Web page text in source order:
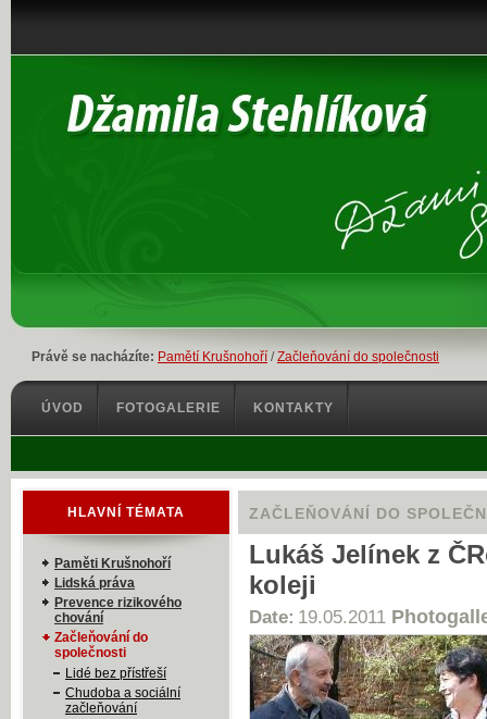
Právě se nacházíte: Pamětí Krušnohoří /Začleňování do společnosti
ZAČLEŇOVÁNÍ DO
Lukáš Jelínek z
koleji
Date: 19.05.2011
HLAVNÍ TÉMATA
Paměti Krušnohoří
Lidská práva
Prevence rizikového
chování
Začleňování do
společnosti
Lidé bez přístřeší
Chudoba a sociální
začleňování
ÚVOD FOTOGALERIE KONTAKTY